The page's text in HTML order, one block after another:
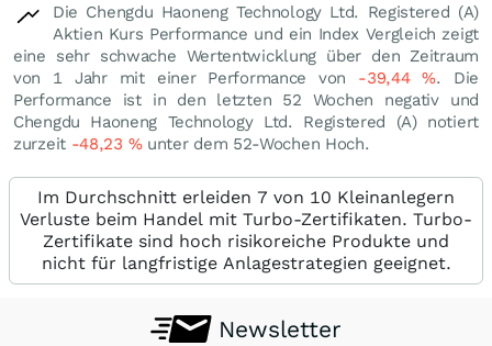
Die Chengdu Haoneng Technology Ltd. Registered (A)
Aktien Kurs Performance und ein Index Vergleich zeigt
eine sehr schwache Wertentwicklung über den Zeitraum
von 1 Jahr mit einer Performance von -39,44%. Die
Performance ist in den letzten 52 Wochen negativ und
Chengdu Haoneng Technology Ltd. Registered (A) notiert
zurzeit -48,23 %unter dem 52-Wochen Hoch.
Im Durchschnitt erleiden 7 von 10 Kleinanlegern
Verluste beim Handel mit Turbo-Zertifikaten. Turbo-
Zertifikate sind hoch risikoreiche Produkte und
nicht für langfristige Anlagestrategien geeignet.
Newsletter